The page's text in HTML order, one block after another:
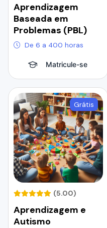
Aprendizagem
Baseada em
Problemas (PBL)
De 6 a 400 horas
Matricule-se
Grátis
(5.00)
Aprendizagem e
Autismo